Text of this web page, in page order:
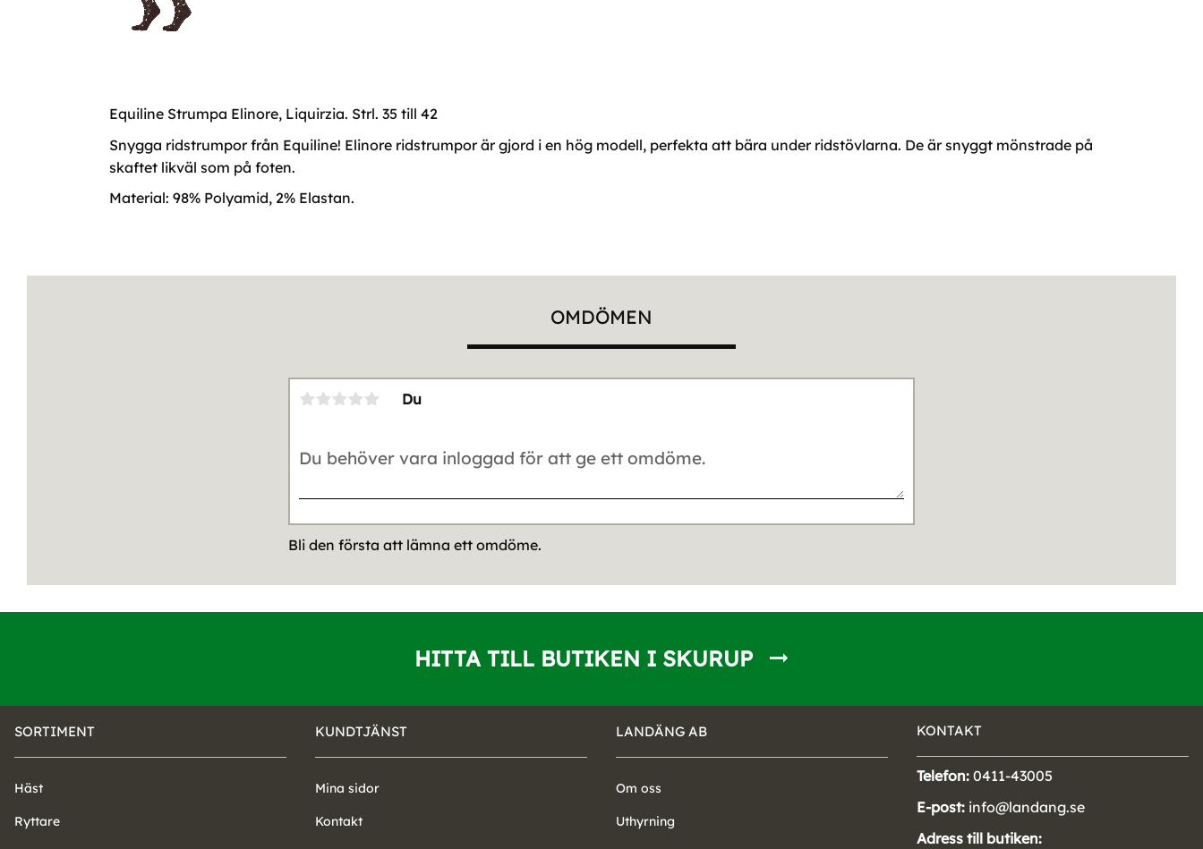
Equiline Strumpa Elinore, Liquirzia. Strl. 35 till 42
Snygga ridstrumpor från Equiline! Elinore ridstrumpor är gjord i en hög modell, perfekta att bära under ridstövlarna. De är snyggt mönstrade på
skaftet likväl som på foten.
Material: 98% Polyamid, 2% Elastan.
OMDÖMEN
Du
Bli den första att lämna ett omdöme.
HITTA TILL BUTIKEN I SKURUP
SORTIMENT
Häst
Ryttare
KUNDTJÄNST
Mina sidor
Kontakt
LANDÄNG AB
Om oss
Uthyrning
KONTAKT
Telefon: 0411-43005
E-post: info@landang.se
Adress till butiken: